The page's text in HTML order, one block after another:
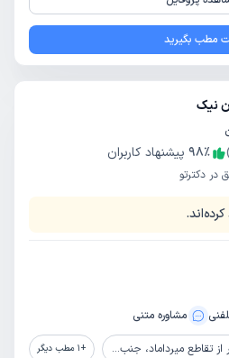
مطب بگیرید
نیک
98٪
پیشنهاد کاربران
در دکترتو
مشاوره‌ متنی
بانک شهر، بالای داروخانه دکتر محجوب، پلاک 1181 +
1 مطب دیگر